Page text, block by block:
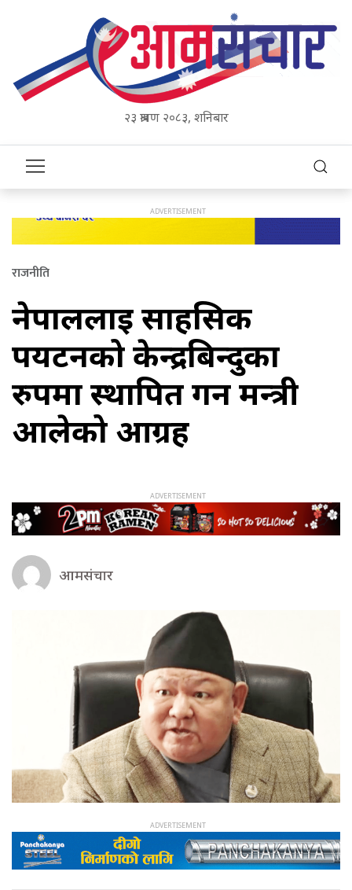
२३ श्रावण २०८३, शनिबार
राजनीति
नेपाललाई साहसिक
पर्यटनको केन्द्रबिन्दुका
रुपमा स्थापित गर्न मन्त्री
आलेको आग्रह
आमसंचार